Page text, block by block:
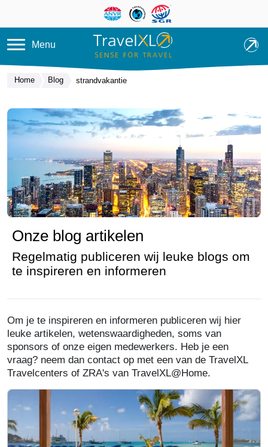
Overslaan en naar de inhoud
Menu
Home Blog strandvakantie
Onze blog artikelen
Regelmatig publiceren wij leuke blogs om
te inspireren en informeren
Om je te inspireren en informeren publiceren wij hier
leuke artikelen, wetenswaardigheden, soms van
sponsors of onze eigen medewerkers. Heb je een
vraag? neem dan contact op met een van de TravelXL
Travelcenters of ZRA's van TravelXL@Home.